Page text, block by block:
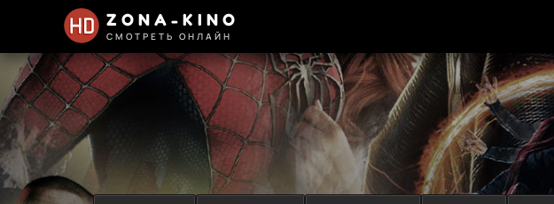
ZONA-KINO
СМОТРЕТЬ ОНЛАЙН